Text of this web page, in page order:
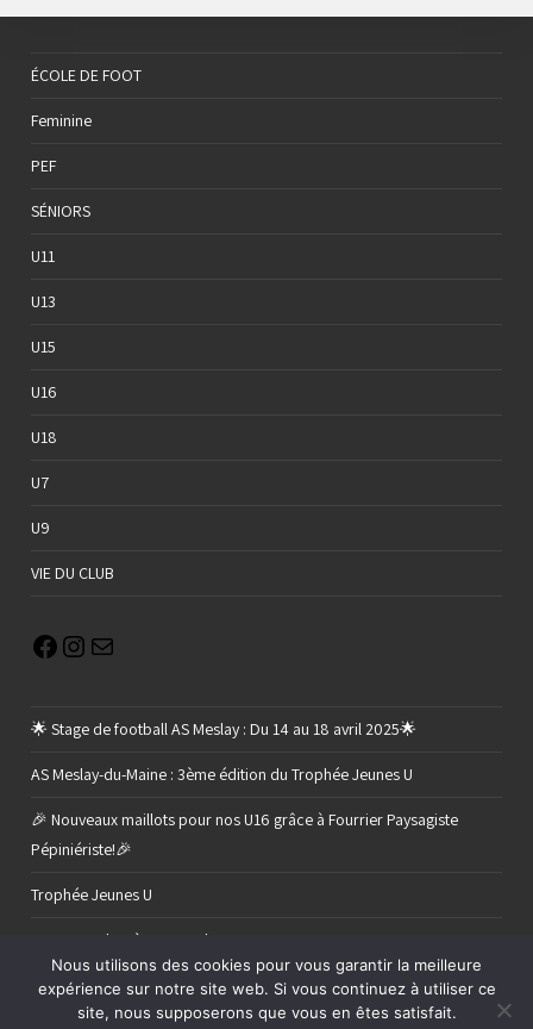
ÉCOLE DE FOOT
Feminine
PEF
SÉNIORS
U11
U13
U15
U16
U18
U7
U9
VIE DU CLUB
🌟 Stage de football AS Meslay : Du 14 au 18 avril 2025🌟
AS Meslay-du-Maine : 3ème édition du Trophée Jeunes U
🎉 Nouveaux maillots pour nos U16 grâce à Fourrier Paysagiste
Pépiniériste!🎉
Trophée Jeunes U
Retour sur le 2 ème tour de nos U11 C
Nous utilisons des cookies pour vous garantir la meilleure
expérience sur notre site web. Si vous continuez à utiliser ce
site, nous supposerons que vous en êtes satisfait.